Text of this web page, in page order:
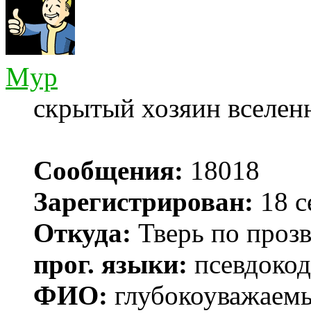
Myp
скрытый хозяин
Сообщения: 18018
Зарегистрирован: 18
Откуда: Тверь по
прог. языки:
ФИО: